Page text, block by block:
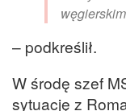
– podkreślił.
W środę szef
sytuację z